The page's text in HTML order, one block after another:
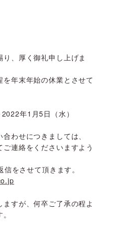
、厚く御礼申し上げま
年末年始の休業とさせて
年1月5日（水）
わせにつきましては、
連絡をくださいますよう
をさせて頂きます。
すが、何卒ご了承の程よ